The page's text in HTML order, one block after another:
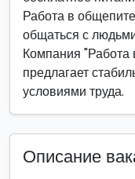
Работа в
общаться с
Компания "Работа
предлагает
условиями труда.
Описание